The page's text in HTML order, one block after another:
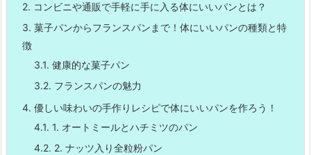
2. コンビニや通販で手軽に手に入る体にいいパンとは？
3. 菓子パンからフランスパンまで！体にいいパンの種類と特
徴
3.1. 健康的な菓子パン
3.2. フランスパンの魅力
4. 優しい味わいの手作りレシピで体にいいパンを作ろう！
4.1. 1. オートミールとハチミツのパン
4.2. 2. ナッツ入り全粒粉パン